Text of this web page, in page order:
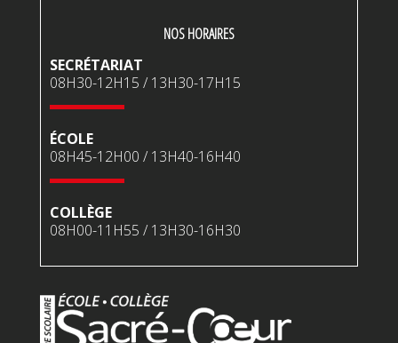
NOS HORAIRES
SECRÉTARIAT
08H30-12H15 / 13H30-17H15
ÉCOLE
08H45-12H00 / 13H40-16H40
COLLÈGE
08H00-11H55 / 13H30-16H30